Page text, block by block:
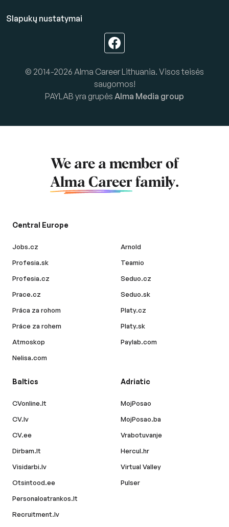
Slapukų nustatymai
© 2014-2026 Alma Career Lithuania. Visos teisės
saugomos!
PAYLAB yra grupės Alma Media group
We are a member of
Alma Career family.
Central Europe
Jobs.cz
Profesia.sk
Profesia.cz
Prace.cz
Práca za rohom
Práce za rohem
Atmoskop
Nelisa.com
Arnold
Teamio
Seduo.cz
Seduo.sk
Platy.cz
Platy.sk
Paylab.com
Baltics
CVonline.lt
CV.lv
CV.ee
Dirbam.lt
Visidarbi.lv
Otsintood.ee
Personaloatrankos.lt
Recruitment.lv
Adriatic
MojPosao
MojPosao.ba
Vrabotuvanje
Hercul.hr
Virtual Valley
Pulser